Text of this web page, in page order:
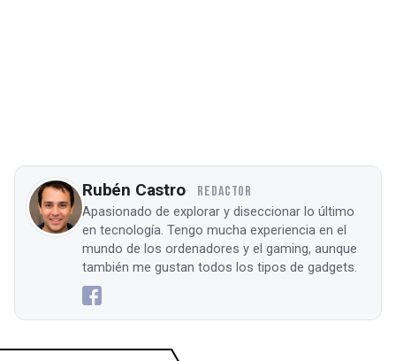
Rubén Castro REDACTOR
Apasionado de explorar y diseccionar lo último
en tecnología. Tengo mucha experiencia en el
mundo de los ordenadores y el gaming, aunque
también me gustan todos los tipos de gadgets.